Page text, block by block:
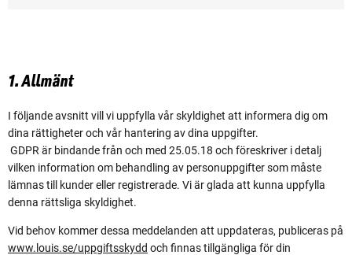
1. Allmänt
I följande avsnitt vill vi uppfylla vår skyldighet att informera dig om
dina rättigheter och vår hantering av dina uppgifter.
GDPR är bindande från och med 25.05.18 och föreskriver i detalj
vilken information om behandling av personuppgifter som måste
lämnas till kunder eller registrerade. Vi är glada att kunna uppfylla
denna rättsliga skyldighet.
Vid behov kommer dessa meddelanden att uppdateras, publiceras på
www.louis.se/uppgiftsskydd och finnas tillgängliga för din